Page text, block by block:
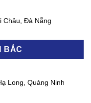
7, TP HCM
TP HCM
Châu, Đà Nẵng
BẮC
Long, Quảng Ninh